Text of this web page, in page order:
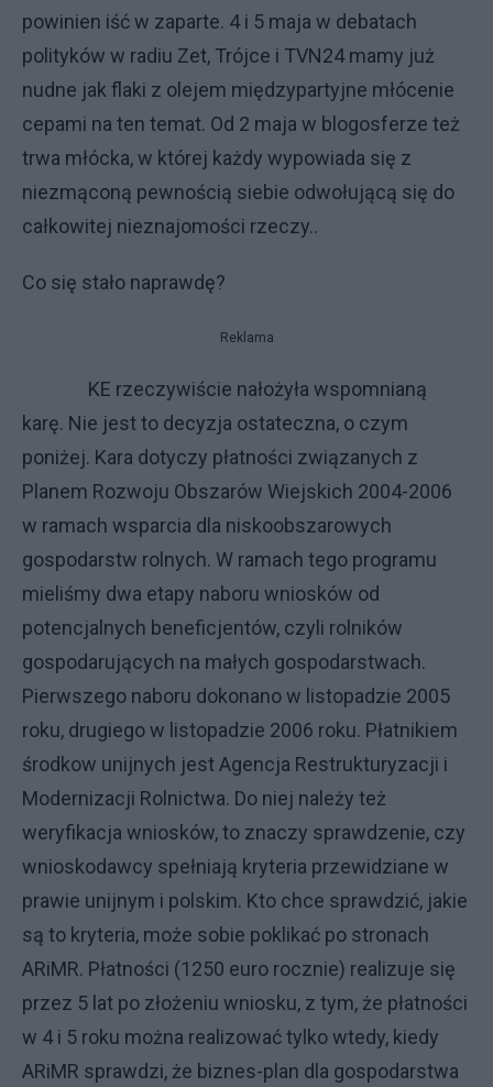
powinien iść w zaparte. 4 i 5 maja w debatach
polityków w radiu Zet, Trójce i TVN24 mamy już
nudne jak flaki z olejem międzypartyjne młócenie
cepami na ten temat. Od 2 maja w blogosferze też
trwa młócka, w której każdy wypowiada się z
niezmąconą pewnością siebie odwołującą się do
całkowitej nieznajomości rzeczy..
Co się stało naprawdę?
Reklama
KE rzeczywiście nałożyła wspomnianą
karę. Nie jest to decyzja ostateczna, o czym
poniżej. Kara dotyczy płatności związanych z
Planem Rozwoju Obszarów Wiejskich 2004-2006
w ramach wsparcia dla niskoobszarowych
gospodarstw rolnych. W ramach tego programu
mieliśmy dwa etapy naboru wniosków od
potencjalnych beneficjentów, czyli rolników
gospodarujących na małych gospodarstwach.
Pierwszego naboru dokonano w listopadzie 2005
roku, drugiego w listopadzie 2006 roku. Płatnikiem
środkow unijnych jest Agencja Restrukturyzacji i
Modernizacji Rolnictwa. Do niej należy też
weryfikacja wniosków, to znaczy sprawdzenie, czy
wnioskodawcy spełniają kryteria przewidziane w
prawie unijnym i polskim. Kto chce sprawdzić, jakie
są to kryteria, może sobie poklikać po stronach
ARiMR. Płatności (1250 euro rocznie) realizuje się
przez 5 lat po złożeniu wniosku, z tym, że płatności
w 4 i 5 roku można realizować tylko wtedy, kiedy
ARiMR sprawdzi, że biznes-plan dla gospodarstwa